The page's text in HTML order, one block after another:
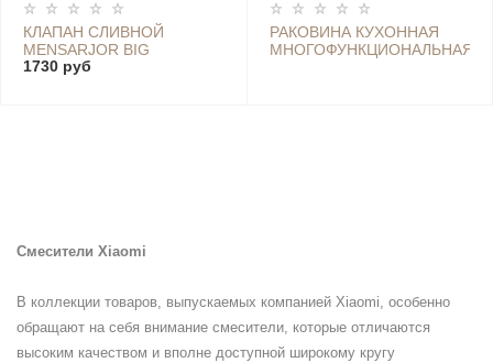
КЛАПАН СЛИВНОЙ
MENSARJOR BIG
SWIRLING FLOOR DRAIN
1730 руб
РАКОВИНА КУХОННАЯ
МНОГОФУНКЦИОНАЛЬНАЯ
Смесители Xiaomi
В коллекции товаров, выпускаемых компанией Xiaomi, особенно
обращают на себя внимание смесители, которые отличаются
высоким качеством и вполне доступной широкому кругу